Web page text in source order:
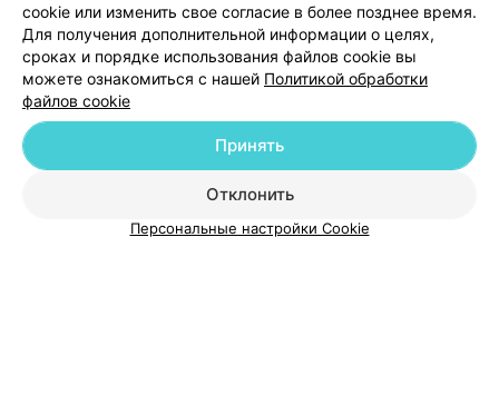
Добавить специалиста
О проекте Новости проекта
Размещение рекламы
Медицинский маркетинг
Публичный договор
Пользовательское соглашение
Способы оплаты
cookie или изменить свое согласие в более позднее время.
Для получения дополнительной информации о целях,
сроках и порядке использования файлов cookie вы
можете ознакомиться с нашей Политикой обработки
файлов cookie
Отклонить
Принять
Персональные настройки Cookie